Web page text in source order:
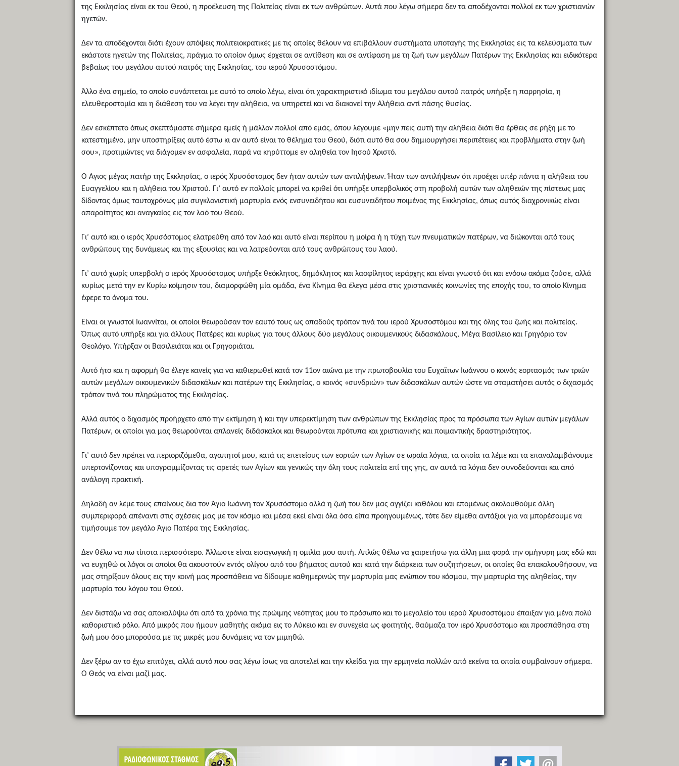
της Εκκλησίας είναι εκ του Θεού, η προέλευση της Πολιτείας είναι εκ των ανθρώπων. Αυτά που λέγω σήμερα δεν τα αποδέχονται πολλοί εκ των χριστιανών
ηγετών.
Δεν τα αποδέχονται διότι έχουν απόψεις πολιτειοκρατικές με τις οποίες θέλουν να επιβάλλουν συστήματα υποταγής της Εκκλησίας εις τα κελεύσματα των
εκάστοτε ηγετών της Πολιτείας, πράγμα το οποίον όμως έρχεται σε αντίθεση και σε αντίφαση με τη ζωή των μεγάλων Πατέρων της Εκκλησίας και ειδικότερα
βεβαίως του μεγάλου αυτού πατρός της Εκκλησίας, του ιερού Χρυσοστόμου.
Άλλο ένα σημείο, το οποίο συνάπτεται με αυτό το οποίο λέγω, είναι ότι χαρακτηριστικό ιδίωμα του μεγάλου αυτού πατρός υπήρξε η παρρησία, η
ελευθεροστομία και η διάθεση του να λέγει την αλήθεια, να υπηρετεί και να διακονεί την Αλήθεια αντί πάσης θυσίας.
Δεν εσκέπτετο όπως σκεπτόμαστε σήμερα εμείς ή μάλλον πολλοί από εμάς, όπου λέγουμε «μην πεις αυτή την αλήθεια διότι θα έρθεις σε ρήξη με το
κατεστημένο, μην υποστηρίξεις αυτό έστω κι αν αυτό είναι το θέλημα του Θεού, διότι αυτό θα σου δημιουργήσει περιπέτειες και προβλήματα στην ζωή
σου», προτιμώντες να διάγομεν εν ασφαλεία, παρά να κηρύττομε εν αληθεία τον Ιησού Χριστό.
Ο Άγιος μέγας πατήρ της Εκκλησίας, ο ιερός Χρυσόστομος δεν ήταν αυτών των αντιλήψεων. Ήταν των αντιλήψεων ότι προέχει υπέρ πάντα η αλήθεια του
Ευαγγελίου και η αλήθεια του Χριστού. Γι’ αυτό εν πολλοίς μπορεί να κριθεί ότι υπήρξε υπερβολικός στη προβολή αυτών των αληθειών της πίστεως μας
δίδοντας όμως ταυτοχρόνως μία συγκλονιστική μαρτυρία ενός ενσυνειδήτου και ευσυνειδήτου ποιμένος της Εκκλησίας, όπως αυτός διαχρονικώς είναι
απαραίτητος και αναγκαίος εις τον λαό του Θεού.
Γι’ αυτό και ο ιερός Χρυσόστομος ελατρεύθη από τον λαό και αυτό είναι περίπου η μοίρα ή η τύχη των πνευματικών πατέρων, να διώκονται από τους
ανθρώπους της δυνάμεως και της εξουσίας και να λατρεύονται από τους ανθρώπους του λαού.
Γι’ αυτό χωρίς υπερβολή ο ιερός Χρυσόστομος υπήρξε θεόκλητος, δημόκλητος και λαοφίλητος ιεράρχης και είναι γνωστό ότι και ενόσω ακόμα ζούσε, αλλά
κυρίως μετά την εν Κυρίω κοίμησιν του, διαμορφώθη μία ομάδα, ένα Κίνημα θα έλεγα μέσα στις χριστιανικές κοινωνίες της εποχής του, το οποίο Κίνημα
έφερε το όνομα του.
Είναι οι γνωστοί Ιωαννίται, οι οποίοι θεωρούσαν τον εαυτό τους ως οπαδούς τρόπον τινά του ιερού Χρυσοστόμου και της όλης του ζωής και πολιτείας.
Όπως αυτό υπήρξε και για άλλους Πατέρες και κυρίως για τους άλλους δύο μεγάλους οικουμενικούς διδασκάλους, Μέγα Βασίλειο και Γρηγόριο τον
Θεολόγο. Υπήρξαν οι Βασιλειάται και οι Γρηγοριάται.
Αυτό ήτο και η αφορμή θα έλεγε κανείς για να καθιερωθεί κατά τον 11ον αιώνα με την πρωτοβουλία του Ευχαϊτων Ιωάννου ο κοινός εορτασμός των τριών
αυτών μεγάλων οικουμενικών διδασκάλων και πατέρων της Εκκλησίας, ο κοινός «συνδριών» των διδασκάλων αυτών ώστε να σταματήσει αυτός ο διχασμός
τρόπον τινά του πληρώματος της Εκκλησίας.
Αλλά αυτός ο διχασμός προήρχετο από την εκτίμηση ή και την υπερεκτίμηση των ανθρώπων της Εκκλησίας προς τα πρόσωπα των Αγίων αυτών μεγάλων
Πατέρων, οι οποίοι για μας θεωρούνται απλανείς διδάσκαλοι και θεωρούνται πρότυπα και χριστιανικής και ποιμαντικής δραστηριότητος.
Γι’ αυτό δεν πρέπει να περιοριζόμεθα, αγαπητοί μου, κατά τις επετείους των εορτών των Αγίων σε ωραία λόγια, τα οποία τα λέμε και τα επαναλαμβάνουμε
υπερτονίζοντας και υπογραμμίζοντας τις αρετές των Αγίων και γενικώς την όλη τους πολιτεία επί της γης, αν αυτά τα λόγια δεν συνοδεύονται και από
ανάλογη πρακτική.
Δηλαδή αν λέμε τους επαίνους δια τον Άγιο Ιωάννη τον Χρυσόστομο αλλά η ζωή του δεν μας αγγίζει καθόλου και επομένως ακολουθούμε άλλη
συμπεριφορά απέναντι στις σχέσεις μας με τον κόσμο και μέσα εκεί είναι όλα όσα είπα προηγουμένως, τότε δεν είμεθα αντάξιοι για να μπορέσουμε να
τιμήσουμε τον μεγάλο Άγιο Πατέρα της Εκκλησίας.
Δεν θέλω να πω τίποτα περισσότερο. Άλλωστε είναι εισαγωγική η ομιλία μου αυτή. Απλώς θέλω να χαιρετήσω για άλλη μια φορά την ομήγυρη μας εδώ και
να ευχηθώ οι λόγοι οι οποίοι θα ακουστούν εντός ολίγου από του βήματος αυτού και κατά την διάρκεια των συζητήσεων, οι οποίες θα επακολουθήσουν, να
μας στηρίξουν όλους εις την κοινή μας προσπάθεια να δίδουμε καθημερινώς την μαρτυρία μας ενώπιον του κόσμου, την μαρτυρία της αληθείας, την
μαρτυρία του λόγου του Θεού.
Δεν διστάζω να σας αποκαλύψω ότι από τα χρόνια της πρώιμης νεότητας μου το πρόσωπο και το μεγαλείο του ιερού Χρυσοστόμου έπαιξαν για μένα πολύ
καθοριστικό ρόλο. Από μικρός που ήμουν μαθητής ακόμα εις το Λύκειο και εν συνεχεία ως φοιτητής, θαύμαζα τον ιερό Χρυσόστομο και προσπάθησα στη
ζωή μου όσο μπορούσα με τις μικρές μου δυνάμεις να τον μιμηθώ.
Δεν ξέρω αν το έχω επιτύχει, αλλά αυτό που σας λέγω ίσως να αποτελεί και την κλείδα για την ερμηνεία πολλών από εκείνα τα οποία συμβαίνουν σήμερα.
Ο Θεός να είναι μαζί μας.